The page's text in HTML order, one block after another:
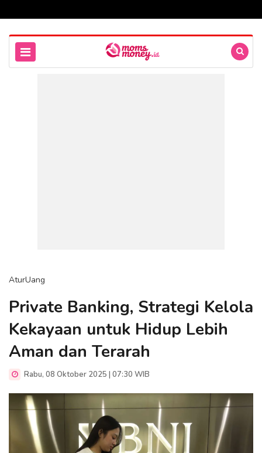
AturUang
Private Banking, Strategi Kelola
Kekayaan untuk Hidup Lebih
Aman dan Terarah
Rabu, 08 Oktober 2025 | 07:30 WIB